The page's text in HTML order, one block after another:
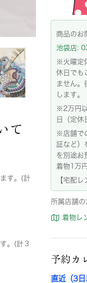
て
す。(計
。(計３
商品のお
池袋店:
※火曜定
休日でも
ません。
します。
※2万円
日（定休
※店舗で
証など）
を別途お
着物1万円
【宅配レ
所属店舗の
着物レ
予約カ
直近（3日